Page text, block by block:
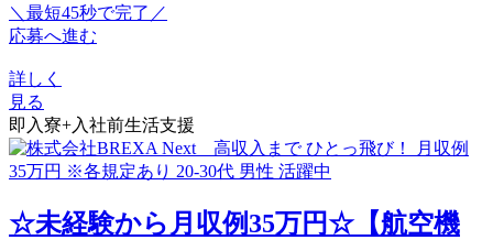
＼最短45秒で完了／
応募へ進む
詳しく
見る
即入寮+入社前生活支援
☆未経験から月収例35万円☆【航空機